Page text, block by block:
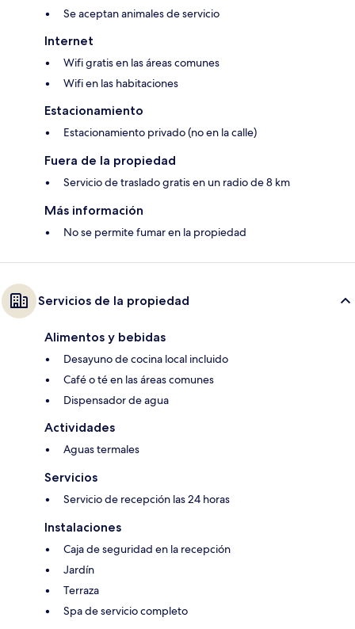
Se aceptan animales de servicio
Internet
Wifi gratis en las áreas comunes
Wifi en las habitaciones
Estacionamiento
Estacionamiento privado (no en la calle)
Fuera de la propiedad
Servicio de traslado gratis en un radio de 8 km
Más información
No se permite fumar en la propiedad
Servicios de la propiedad
Alimentos y bebidas
Desayuno de cocina local incluido
Café o té en las áreas comunes
Dispensador de agua
Actividades
Aguas termales
Servicios
Servicio de recepción las 24 horas
Instalaciones
Caja de seguridad en la recepción
Jardín
Terraza
Spa de servicio completo